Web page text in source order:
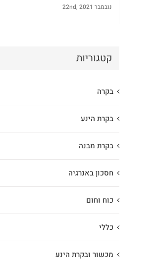
נובמבר 22nd, 2021
קטגוריות
בקרה
בקרת הינע
בקרת מבנה
חסכון באנרגיה
כוח וחום
כללי
מכשור ובקרת הינע